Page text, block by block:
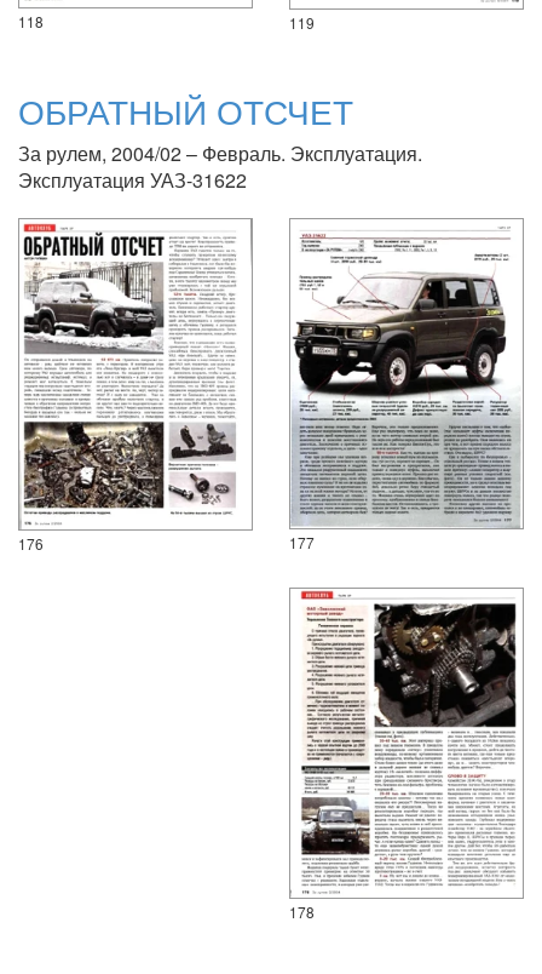
118 119
ОБРАТНЫЙ ОТСЧЕТ
За рулем, 2004/02 – Февраль. Эксплуатация.
Эксплуатация УАЗ-31622
176 177
178